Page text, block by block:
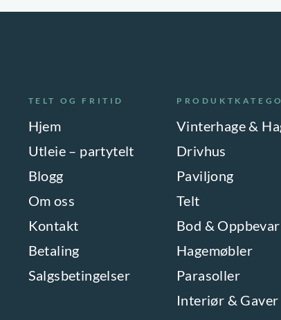
TELT OG FRITID
Hjem
Utleie – partytelt
Blogg
Om oss
Kontakt
Betaling
Salgsbetingelser
Vinterhage &
Drivhus
Paviljong
Telt
Bod &
Hagemøbler
Parasoller
Interiør & Gaver